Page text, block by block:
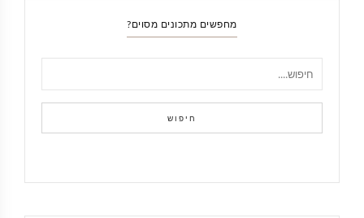
מחפשים מתכונים מסוים?
חיפוש